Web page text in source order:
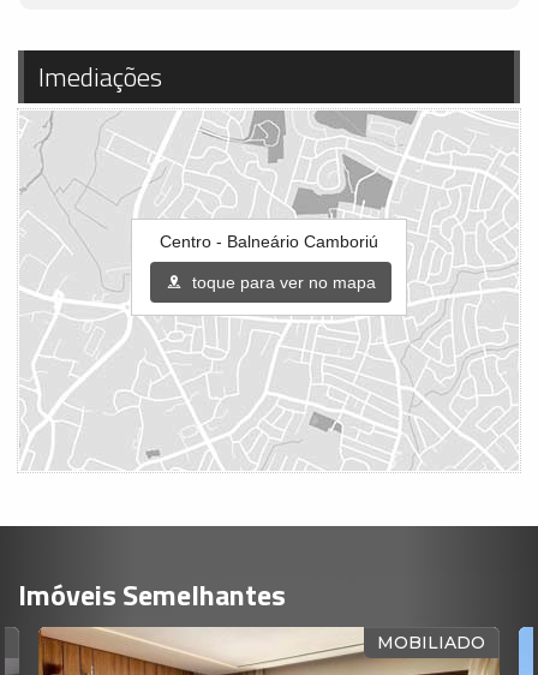
Imediações
Centro - Balneário Camboriú
toque para ver no mapa
Imóveis Semelhantes
MOBILIADO